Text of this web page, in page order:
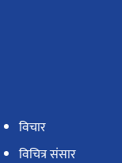
विचार
विचित्र संसार